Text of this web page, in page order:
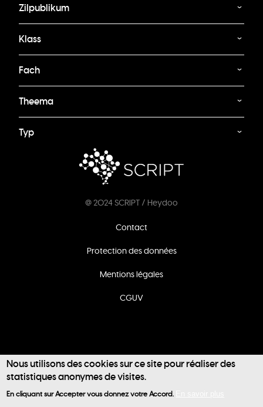
User
Zilpublikum
Klass
Fach
Theema
Typ
@ 2024 SCRIPT / Heydoo
Contact
Protection des données
Mentions légales
CGUV
Nous utilisons des cookies sur ce site pour réaliser des
statistiques anonymes de visites.
En cliquant sur Accepter vous donnez votre Accord.